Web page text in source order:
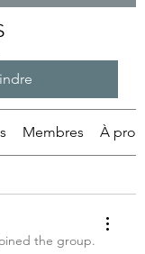
Membres À
the group.